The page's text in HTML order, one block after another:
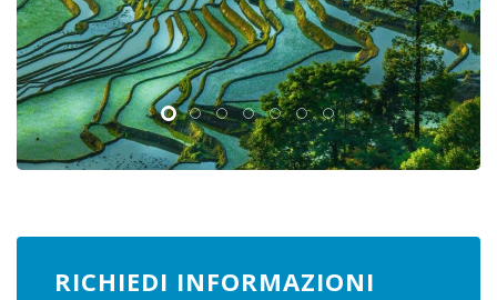
RICHIEDI INFORMAZIONI